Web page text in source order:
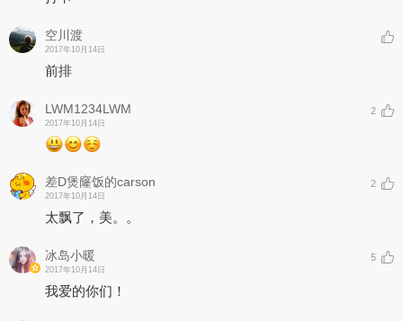
空川渡
2017年10月14日
前排
LWM1234LWM
2017年10月14日
2
差D煲窿饭的carson
2017年10月14日
2
太飘了，美。。
冰岛小暖
2017年10月14日
5
我爱的你们！